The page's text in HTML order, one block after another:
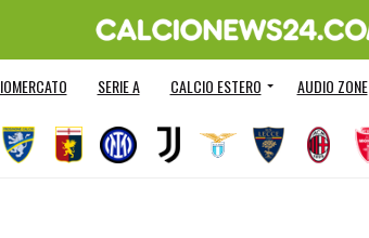
SERIE A CALCIO ESTERO AUDIO ZONE